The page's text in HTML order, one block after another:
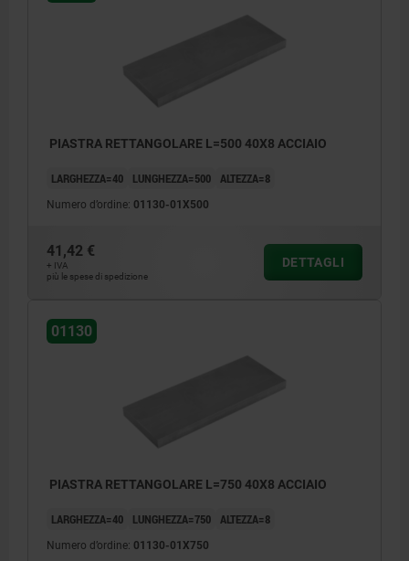
PIASTRA RETTANGOLARE L=500 40X8 ACCIAIO
LARGHEZZA=40 LUNGHEZZA=500 ALTEZZA=8
Numero d’ordine: 01130-01X500
41,42 €
+ IVA
più le spese di spedizione
DETTAGLI
01130
PIASTRA RETTANGOLARE L=750 40X8 ACCIAIO
LARGHEZZA=40 LUNGHEZZA=750 ALTEZZA=8
Numero d’ordine: 01130-01X750